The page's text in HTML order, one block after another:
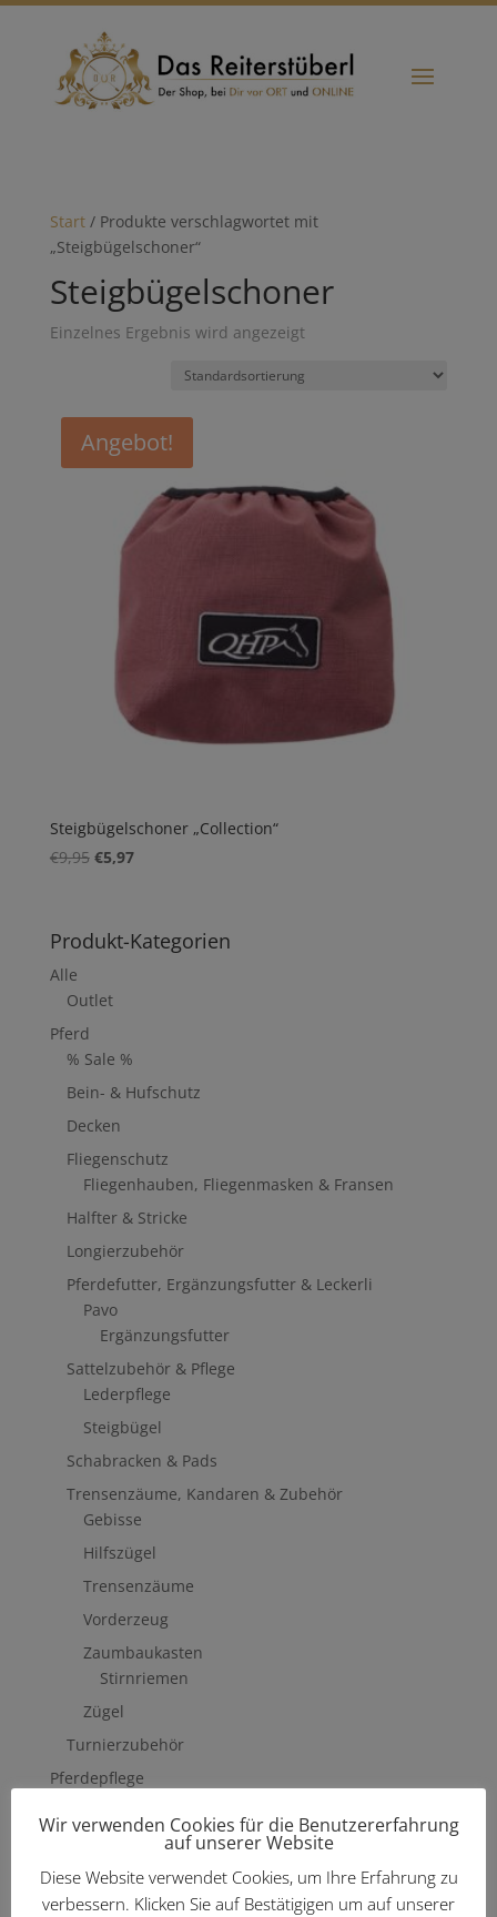
Start/ Produkte verschlagwortet mit
„Steigbügelschoner“
Steigbügelschoner
Einzelnes Ergebnis wird angezeigt
Angebot!
Steigbügelschoner „Collection“
€9,95 Ursprünglicher
€9,95
€5,97Aktueller
€5,97.
Produkt-Kategorien
Alle
Outlet
Pferd
% Sale %
Bein- & Hufschutz
Decken
Fliegenschutz
Fliegenhauben, Fliegenmasken & Fransen
Halfter & Stricke
Longierzubehör
Pferdefutter, Ergänzungsfutter & Leckerli
Pavo
Ergänzungsfutter
Sattelzubehör & Pflege
Lederpflege
Steigbügel
Schabracken & Pads
Trensenzäume, Kandaren & Zubehör
Gebisse
Hilfszügel
Trensenzäume
Vorderzeug
Zaumbaukasten
Stirnriemen
Zügel
Turnierzubehör
Pferdepflege
Fliegenschutzmittel
Hufpflege
Mähne, Schweif & Fell
Wir verwenden Cookies für die Benutzererfahrung
auf unserer Website
Diese Website verwendet Cookies, um Ihre Erfahrung zu
verbessern. Klicken Sie auf Bestätigigen um auf unserer